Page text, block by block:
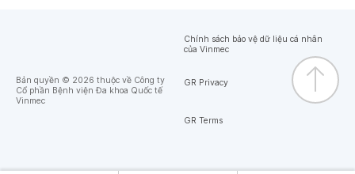
Bản quyền © 2026 thuộc về Công ty
Cổ phần Bệnh viện Đa khoa Quốc tế
Vinmec
Chính sách bảo vệ dữ liệu cá nhân
của Vinmec
GR Privacy
GR Terms